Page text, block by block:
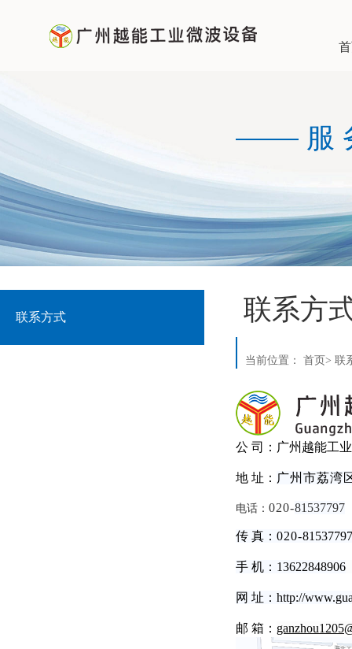
服
联系方式 联系方
当前位置： 首页> 联
公 司：广州越能工
地 址： 广州市荔湾
电话： 020-81537797
传 真： 020-81537797
手 机：13622848906
网 址： http://www.
邮 箱：